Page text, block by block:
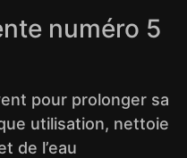
numéro 5
pour prolonger sa
utilisation, nettoie
de l’eau